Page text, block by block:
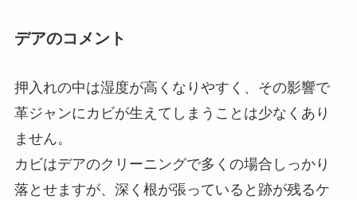
デアのコメント
押入れの中は湿度が高くなりやすく、その影響で
革ジャンにカビが生えてしまうことは少なくあり
ません。
カビはデアのクリーニングで多くの場合しっかり
落とせますが、深く根が張っていると跡が残るケ